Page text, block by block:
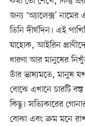
জন্য ‘অ্যালেক্স’
তিনি দীর্ঘদিন। এই
যাহোক, আইরিন
ধারণা আর মানুষের
তাঁর ভাষ্যমতে, মানুষ
বোঝে এখানে চারটি
কিছু। সত্যিকারের
বোঝা এবং ক্রম মনে